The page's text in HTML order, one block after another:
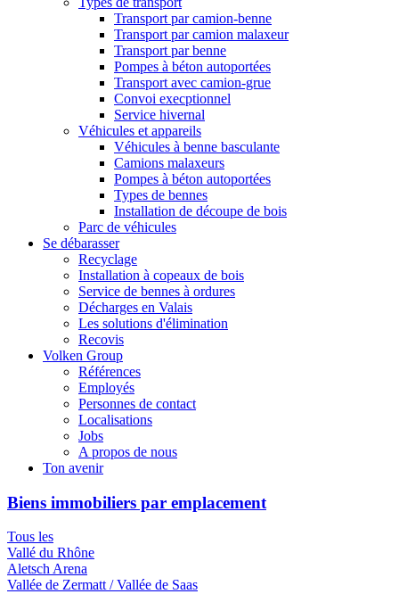
Transport par camion-benne
Transport par camion malaxeur
Transport par benne
Pompes à béton autoportées
Transport avec camion-grue
Convoi execptionnel
Service hivernal
Véhicules et appareils
Véhicules à benne basculante
Camions malaxeurs
Pompes à béton autoportées
Types de bennes
Installation de découpe de bois
Parc de véhicules
Se débarasser
Recyclage
Installation à copeaux de bois
Service de bennes à ordures
Décharges en Valais
Les solutions d'élimination
Recovis
Volken Group
Références
Employés
Personnes de contact
Localisations
Jobs
A propos de nous
Ton avenir
Biens immobiliers par emplacement
Tous les
Vallé du Rhône
Aletsch Arena
Vallée de Zermatt / Vallée de Saas